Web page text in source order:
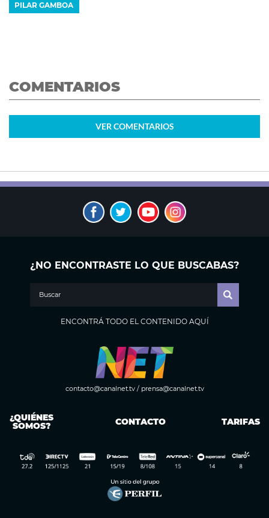
PILAR GAMBOA
COMENTARIOS
VER COMENTARIOS
¿NO ENCONTRASTE LO QUE BUSCABAS?
ENCONTRÁ TODO EL CONTENIDO AQUÍ
contacto@canalnet.tv/ prensa@canalnet.tv
¿QUIÉNES
SOMOS? CONTACTO TARIFAS